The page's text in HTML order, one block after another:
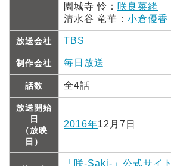
園城寺 怜： 咲良菜緒
清水谷 竜華： 小倉優香
放送会社 TBS
制作会社 毎日放送
話数 全4話
放送開始
日
（放映
日）
2016年12月7日
「咲-Saki-」公式サイト